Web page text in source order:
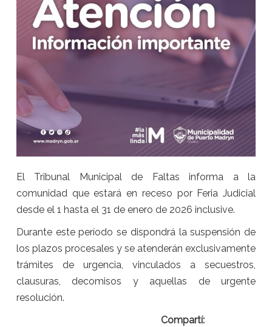
El Tribunal Municipal de Faltas informa a la
comunidad que estará en receso por Feria Judicial
desde el 1 hasta el 31 de enero de 2026 inclusive.
Durante este período se dispondrá la suspensión de
los plazos procesales y se atenderán exclusivamente
trámites de urgencia, vinculados a secuestros,
clausuras, decomisos y aquellas de urgente
resolución.
Compartí: